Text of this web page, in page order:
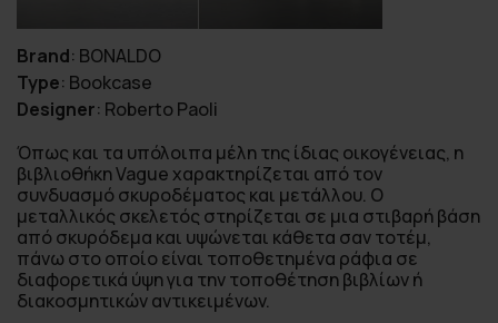
Brand: BONALDO
Type: Bookcase
Designer: Roberto Paoli
Όπως και τα υπόλοιπα μέλη της ίδιας οικογένειας, η
βιβλιοθήκη Vague χαρακτηρίζεται από τον
συνδυασμό σκυροδέματος και μετάλλου. Ο
μεταλλικός σκελετός στηρίζεται σε μια στιβαρή βάση
από σκυρόδεμα και υψώνεται κάθετα σαν τοτέμ,
πάνω στο οποίο είναι τοποθετημένα ράφια σε
διαφορετικά ύψη για την τοποθέτηση βιβλίων ή
διακοσμητικών αντικειμένων.